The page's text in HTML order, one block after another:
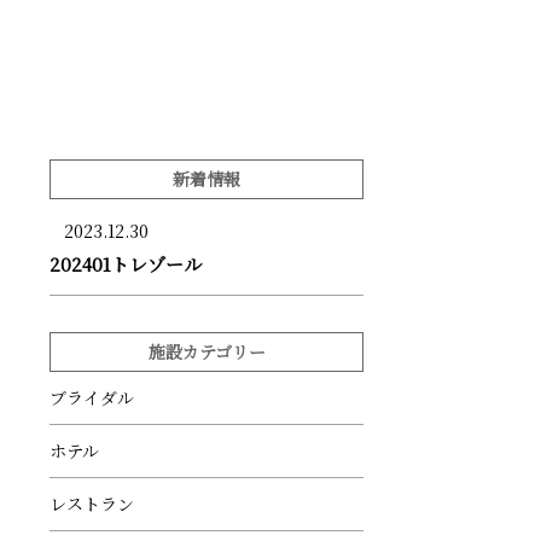
新着情報
2023.12.30
202401トレゾール
施設カテゴリー
ブライダル
ホテル
レストラン